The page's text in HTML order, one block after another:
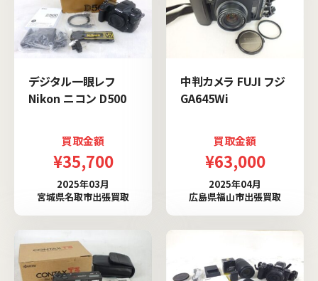
デジタル一眼レフ
Nikon ニコン D500
買取金額
¥35,700
2025年03月
宮城県名取市出張買取
中判カメラ FUJI フジ
GA645Wi
買取金額
¥63,000
2025年04月
広島県福山市出張買取